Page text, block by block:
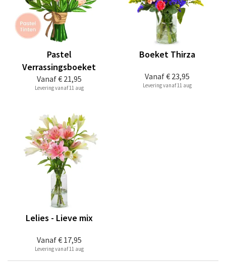
Vanaf€ 21,95
Pastel
Verrassingsboeket
Levering vanaf 11 aug
Vanaf€ 23,95
Boeket Thirza
Levering vanaf 11 aug
Vanaf€ 17,95
Lelies - Lieve mix
Levering vanaf 11 aug